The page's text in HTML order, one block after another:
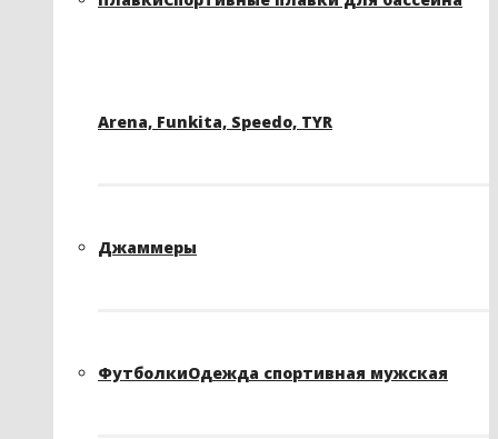
Arena, Funkita, Speedo, TYR
Джаммеры
ФутболкиОдежда спортивная мужская